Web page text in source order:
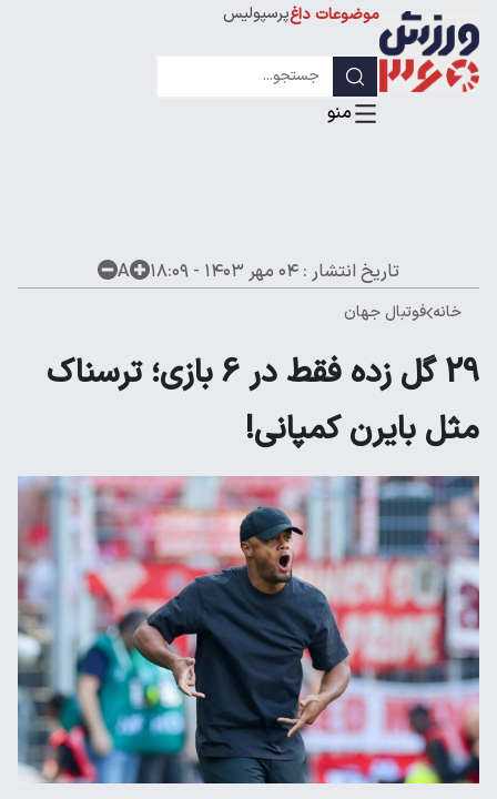
موضوعات داغپرسپولیس
لیگ قهرمانان
تاریخ انتشار : ۰۴ مهر ۱۴۰۳ - ۱۸:۰۹ A
خانه فوتبال جهان
29 ‌گل زده فقط در 6 بازی؛ ترسناک
مثل بایرن کمپانی!